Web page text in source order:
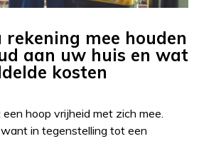
mee houden
aan uw huis en wat
kosten
hoop vrijheid met zich mee.
in tegenstelling tot een